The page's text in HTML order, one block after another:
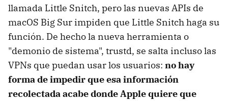
llamada Little Snitch, pero las nuevas APIs de
macOS Big Sur impiden que Little Snitch haga su
función. De hecho la nueva herramienta o
"demonio de sistema", trustd, se salta incluso las
VPNs que puedan usar los usuarios: no hay
forma de impedir que esa información
recolectada acabe donde Apple quiere que